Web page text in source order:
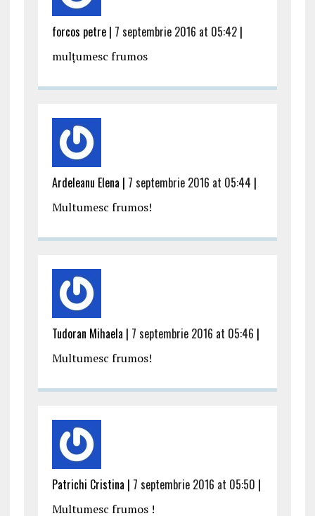
forcos petre | 7 septembrie 2016 at 05:42|
mulţumesc frumos
Ardeleanu Elena | 7 septembrie 2016 at 05:44 |
Multumesc frumos!
Tudoran Mihaela | 7 septembrie 2016 at 05:46 |
Multumesc frumos!
Patrichi Cristina | 7 septembrie 2016 at 05:50 |
Multumesc frumos !